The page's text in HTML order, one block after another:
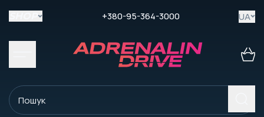
+380-95-364-3000 UA